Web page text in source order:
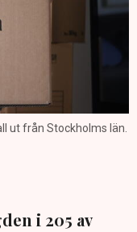
ut från Stockholms län.
i 205 av